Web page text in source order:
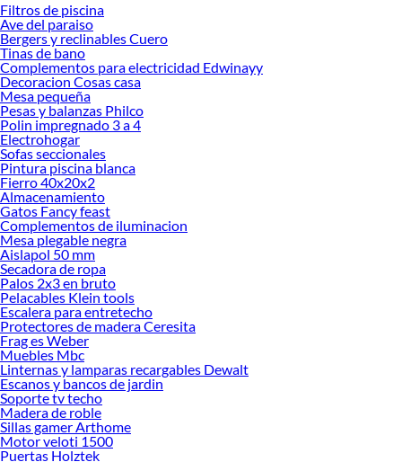
Filtros de piscina
Ave del paraiso
Bergers y reclinables Cuero
Tinas de bano
Complementos para electricidad Edwinayy
Decoracion Cosas casa
Mesa pequeña
Pesas y balanzas Philco
Polin impregnado 3 a 4
Electrohogar
Sofas seccionales
Pintura piscina blanca
Fierro 40x20x2
Almacenamiento
Gatos Fancy feast
Complementos de iluminacion
Mesa plegable negra
Aislapol 50 mm
Secadora de ropa
Palos 2x3 en bruto
Pelacables Klein tools
Escalera para entretecho
Protectores de madera Ceresita
Frag es Weber
Muebles Mbc
Linternas y lamparas recargables Dewalt
Escanos y bancos de jardin
Soporte tv techo
Madera de roble
Sillas gamer Arthome
Motor veloti 1500
Puertas Holztek